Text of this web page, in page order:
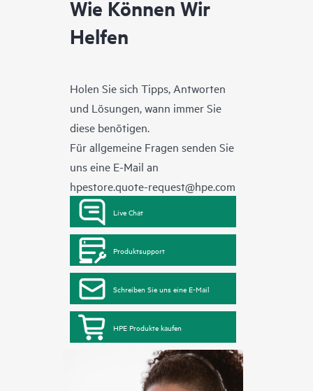
Wie Können Wir
Helfen
Holen Sie sich Tipps, Antworten
und Lösungen, wann immer Sie
diese benötigen.
Für allgemeine Fragen senden Sie
uns eine E-Mail an
hpestore.quote-request@hpe.com
Live Chat
Produktsupport
Schreiben Sie uns eine E-Mail
HPE Produkte kaufen